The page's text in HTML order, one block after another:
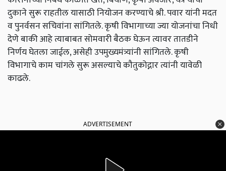
दुकाने सुरू राहतील यासाठी नियोजन करण्याचे श्री. पवार यांनी मदत
व पुनर्वसन सचिवांना सांगितले. कृषी विभागाच्या ज्या योजनांचा निधी
देणे बाकी आहे त्याबाबत सोमवारी बैठक घेऊन त्यावर तातडीने
निर्णय घेतला जाईल, असेही उपमुख्यमंत्र्यांनी सांगितले. कृषी
विभागाचे काम चांगले सुरू असल्याचे कौतुकोद्गार त्यांनी यावेळी
काढले.
ADVERTISEMENT